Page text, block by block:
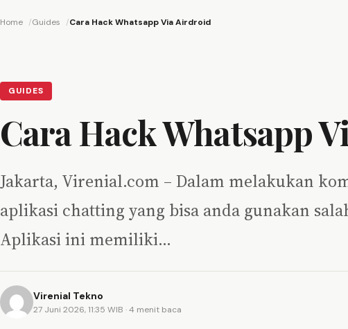
Home Guides Cara Hack Whatsapp Via Airdroid
GUIDES
Cara Hack Whatsapp
Jakarta, Virenial.com – Dalam melakukan
aplikasi chatting yang bisa anda gunakan
Aplikasi ini memiliki…
Virenial Tekno
27 Juni 2026, 11:35 WIB · 4 menit baca